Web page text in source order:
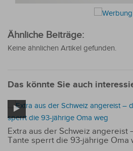
Ähnliche Beiträge:
Keine ähnlichen Artikel gefunden.
Das könnte Sie auch
Extra aus der Schweiz angereist
Tante sperrt die 93-jährige Oma